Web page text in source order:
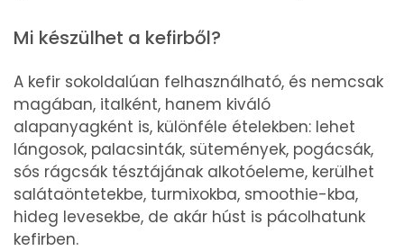
Mi készülhet a kefirből?
A kefir sokoldalúan felhasználható, és nemcsak
magában, italként, hanem kiváló
alapanyagként is, különféle ételekben: lehet
lángosok, palacsinták, sütemények, pogácsák,
sós rágcsák tésztájának alkotóeleme, kerülhet
salátaöntetekbe, turmixokba, smoothie-kba,
hideg levesekbe, de akár húst is pácolhatunk
kefirben.